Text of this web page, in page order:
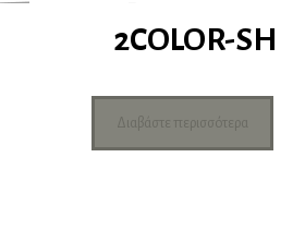
2COLOR-SH
Διαβάστε περισσότερα